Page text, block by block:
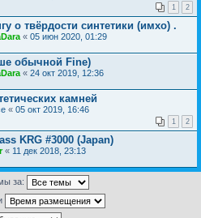
1 2
о твёрдости синтетики (имхо) .
« 05 июн 2020, 01:29
обычной Fine)
« 24 окт 2019, 12:36
камней
« 05 окт 2019, 16:46
1 2
KRG #3000 (Japan)
« 11 дек 2018, 23:13
за: